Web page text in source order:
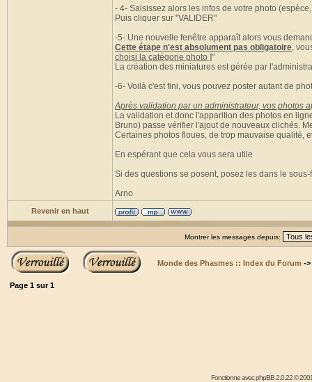
- 4- Saisissez alors les infos de votre photo
Puis cliquer sur "VALIDER"
-5- Une nouvelle fenêtre apparaît alors vous
Cette étape n'est absolument pas obligatoire,
choisi la catégorie photo ]"
La création des miniatures est gérée par
-6- Voilà c'est fini, vous pouvez poster autant de
Après validation par un administrateur, vos photos
La validation et donc l'apparition des photos en
Bruno) passe vérifier l'ajout de nouveaux clichés.
Certaines photos floues, de trop mauvaise qualité,
En espérant que cela vous sera utile
Si des questions se posent, posez les dans le sous-
Arno
Revenir en haut
Montrer les messages depuis:
Monde des Phasmes :: Index du Forum ->
Page 1 sur1
Fonctionne avecphpBB2.0.22 ©